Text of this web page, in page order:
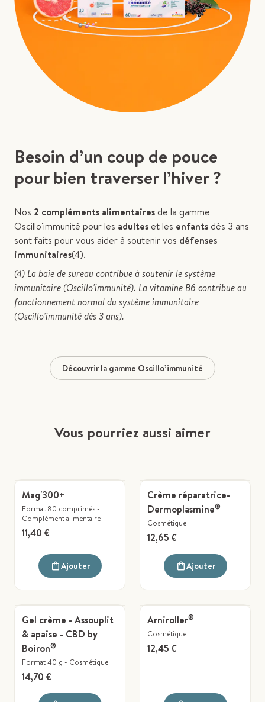
Besoin d’un coup de pouce
pour bien traverser l’hiver ?
Nos 2 compléments alimentairesde la gamme
Oscillo'immunité pour les adultes et les enfantsdès 3 ans
sont faits pour vous aider à soutenir vos défenses
immunitaires(4).
(4) La baie de sureau contribue à soutenir le système
immunitaire (Oscillo'immunité). La vitamine B6 contribue au
fonctionnement normal du système immunitaire
(Oscillo'immunité dès 3 ans).
Découvrir la gamme Oscillo’immunité
Vous pourriez aussi aimer
Mag'300+
Format 80 comprimés-
Complément alimentaire
11,40 €
Ajouter
Crème réparatrice-
Dermoplasmine®
Cosmétique
12,65 €
Ajouter
Gel crème - Assouplit
& apaise - CBD by
Boiron®
Format 40 g - Cosmétique
14,70 €
Arniroller®
Cosmétique
12,45 €